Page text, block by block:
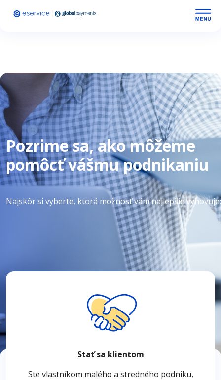
Pozrime sa, ako môžeme
pomôcť vášmu podnikaniu
Najskôr si vyberte, ktorá možnosť vám najlepšie vyhovuje:
Stať sa klientom
Ste vlastníkom malého a stredného podniku,